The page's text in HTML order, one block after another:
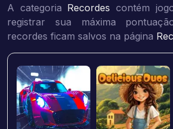
A categoria Recordes contém
registrar sua máxima
recordes ficam salvos na página